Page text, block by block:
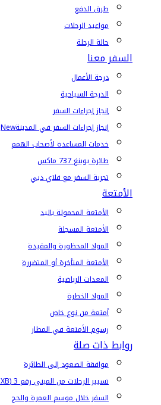
طرق الدفع
مواعيد الرحلات
حالة الرحلة
السفر معنا
درجة الأعمال
الدرجة السياحية
إنجاز إجراءات السفر
إنجاز إجراءات السفر في المدينةNew
خدمات المساعدة لأصحاب الهمم
طائرة بوينغ 737 ماكس
تجربة السفر مع فلاي دبي
الأمتعة
الأمتعة المحمولة باليد
الأمتعة المسجلة
المواد المحظورة والمقيدة
الأمتعة المتأخرة أو المتضررة
المعدات الرياضية
المواد الخطرة
أمتعة من نوع خاص
رسوم الأمتعة في المطار
روابط ذات صلة
موافقة الصعود إلى الطائرة
تسيير الرحلات من المبنى رقم 3 (DXB)
السفر خلال موسم العمرة والحج